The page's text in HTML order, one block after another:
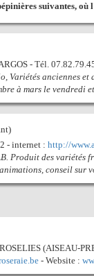
suivantes,
- Tél.
Variétés anciennes et
à mars le vendredi
- internet : http://
Produit des variétés
conseil sur
(AISEAU-
- Website :